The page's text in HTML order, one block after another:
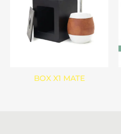
BOX X1 MATE